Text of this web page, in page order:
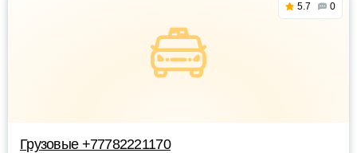
5.7 0
Грузовые +77782221170